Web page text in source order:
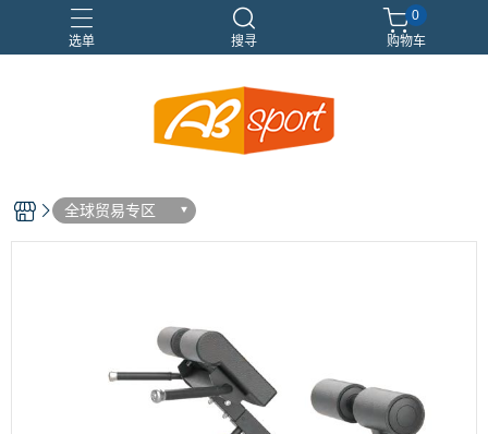
选单 搜寻
健身空間規劃 重訓
0
购物车
全球贸易专区